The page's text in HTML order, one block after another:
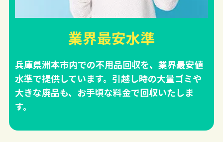
業界最安水準
兵庫県洲本市内での不用品回収を、業界最安値
水準で提供しています。引越し時の大量ゴミや
大きな廃品も、お手頃な料金で回収いたしま
す。